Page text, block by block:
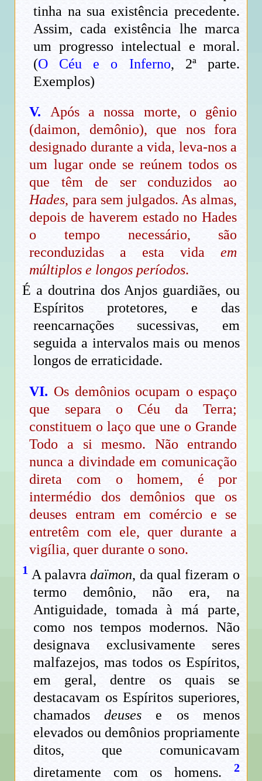
tinha na sua existência precedente.
Assim, cada existência lhe marca
um progresso intelectual e moral.
(O Céu e o Inferno, 2ª parte.
Exemplos)
V. Após a nossa morte, o gênio
(daimon, demônio), que nos fora
designado durante a vida, leva-nos a
um lugar onde se reúnem todos os
que têm de ser conduzidos ao
Hades, para sem julgados. As almas,
depois de haverem estado no Hades
o tempo necessário, são
reconduzidas a esta vidaem
múltiplos e longos períodos.
É a doutrina dos Anjos guardiães, ou
Espíritos protetores, e das
reencarnações sucessivas, em
seguida a intervalos mais ou menos
longos de erraticidade.
VI. Os demônios ocupam o espaço
que separa o Céu da Terra;
constituem o laço que une o Grande
Todo a si mesmo. Não entrando
nunca a divindade em comunicação
direta com o homem, é por
intermédio dos demônios que os
deuses entram em comércio e se
entretêm com ele, quer durante a
vigília, quer durante o sono.
1 A palavradaïmon, da qual fizeram o
termo demônio, não era, na
Antiguidade, tomada à má parte,
como nos tempos modernos. Não
designava exclusivamente seres
malfazejos, mas todos os Espíritos,
em geral, dentre os quais se
destacavam os Espíritos superiores,
chamadosdeuses e os menos
elevados ou demônios propriamente
ditos, que comunicavam
diretamente com os homens. 2